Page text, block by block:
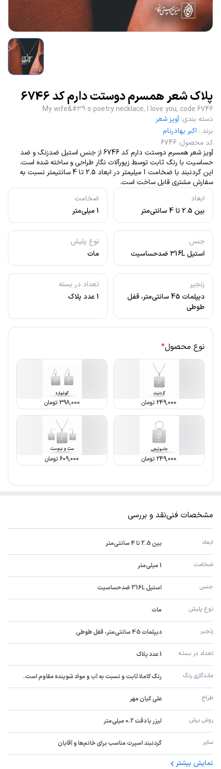
پلاک شعر همسرم دوستت دارم کد 6746
My wife&#39 s poetry necklace, I love you, code 6746
ابعاد
بین 2.5 تا 4 سانتی‌متر
ضخامت
1 میلی‌متر
جنس
استیل 316L ضدحساسیت
نوع پلیش
مات
زنجیر
دیپلمات 45 سانتی‌متر، قفل
طوطی
تعداد در بسته
1 عدد پلاک
دسته بندی: آویز شعر
برند : اکبر بهادرنام
کد محصول:
6746
آویز شعر همسرم دوستت دارم کد 6746 از جنس استیل ضدزنگ و ضد
حساسیت با رنگ ثابت توسط زیورآلات نگار طراحی و ساخته شده است.
این گردنبند با ضخامت 1 میلیمتر در ابعاد 2.5 تا 4 سانتیمتر نسبت به
سفارش مشتری قابل ساخت است.
نوع محصول*
249,000 تومان 398,000 تومان
249,000 تومان 609,000تومان
مشخصات فنینقد و بررسی
ابعاد بین 2.5 تا 4 سانتی‌متر
ضخامت 1 میلی‌متر
جنس استیل 316L ضدحساسیت
نوع پلیش مات
زنجیر دیپلمات 45 سانتی‌متر، قفل طوطی
تعداد در بسته 1 عدد پلاک
ماندگاری رنگ رنگ کاملا ثابت و نسبت به آب و مواد شوینده مقاوم است.
طراح علی کیان مهر
روش برش لیزر با دقت 0.2 میلی‌متر
سایر گردنبند اسپرت مناسب برای خانم‌ها و آقایان
نمایش بیشتر